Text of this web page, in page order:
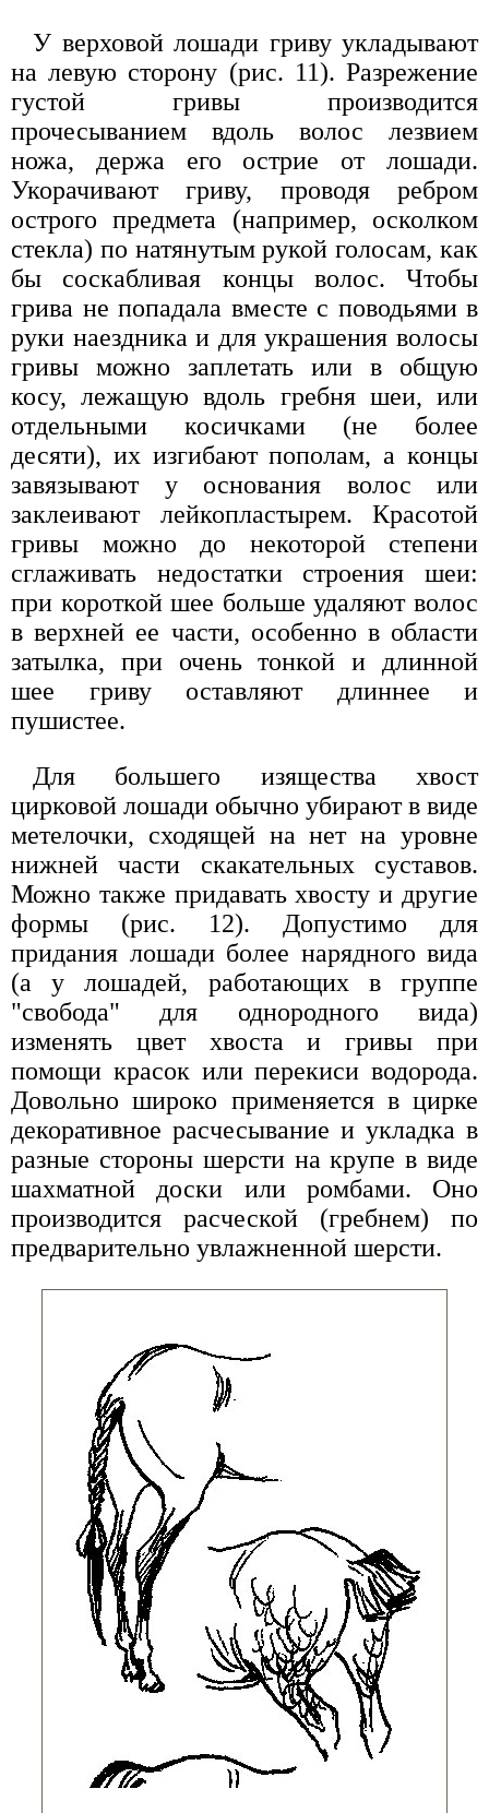
У верховой лошади гриву укладывают
на левую сторону (рис. 11). Разрежение
густой гривы производится
прочесыванием вдоль волос лезвием
ножа, держа его острие от лошади.
Укорачивают гриву, проводя ребром
острого предмета (например, осколком
стекла) по натянутым рукой голосам, как
бы соскабливая концы волос. Чтобы
грива не попадала вместе с поводьями в
руки наездника и для украшения волосы
гривы можно заплетать или в общую
косу, лежащую вдоль гребня шеи, или
отдельными косичками (не более
десяти), их изгибают пополам, а концы
завязывают у основания волос или
заклеивают лейкопластырем. Красотой
гривы можно до некоторой степени
сглаживать недостатки строения шеи:
при короткой шее больше удаляют волос
в верхней ее части, особенно в области
затылка, при очень тонкой и длинной
шее гриву оставляют длиннее и
пушистее.
Для большего изящества хвост
цирковой лошади обычно убирают в виде
метелочки, сходящей на нет на уровне
нижней части скакательных суставов.
Можно также придавать хвосту и другие
формы (рис. 12). Допустимо для
придания лошади более нарядного вида
(а у лошадей, работающих в группе
"свобода" для однородного вида)
изменять цвет хвоста и гривы при
помощи красок или перекиси водорода.
Довольно широко применяется в цирке
декоративное расчесывание и укладка в
разные стороны шерсти на крупе в виде
шахматной доски или ромбами. Оно
производится расческой (гребнем) по
предварительно увлажненной шерсти.